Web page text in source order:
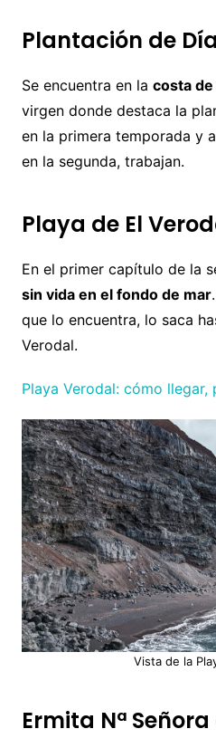
Plantación de
Se encuentra en la costa
virgen donde destaca la
en la primera temporada y
en la segunda, trabajan.
Playa de El
En el primer capítulo de la
sin vida en el fondo de mar
que lo encuentra, lo saca
Verodal.
Playa Verodal: cómo
Vista de la
Ermita Nª Señora